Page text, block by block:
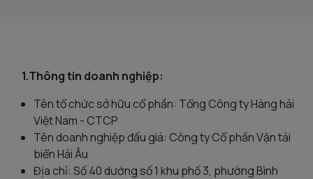
1.Thông tin doanh nghiệp:
Tên tổ chức sở hữu cổ phần: Tổng Công ty Hàng hải
Việt Nam - CTCP
Tên doanh nghiệp đấu giá: Công ty Cổ phần Vận tải
biển Hải Âu
Địa chỉ: Số 40 dướng số 1 khu phố 3, phường Bình